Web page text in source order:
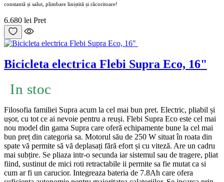
constantă și salut, plimbare liniștită și răcoritoare!
6.680 lei Pret
Bicicleta electrica Flebi Supra Eco, 16"
In stoc
Filosofia familiei Supra acum la cel mai bun pret. Electric, pliabil și
ușor, cu tot ce ai nevoie pentru a reuși. Flebi Supra Eco este cel mai
nou model din gama Supra care oferă echipamente bune la cel mai
bun preț din categoria sa. Motorul său de 250 W situat în roata din
spate vă permite să vă deplasați fără efort și cu viteză. Are un cadru
mai subțire. Se pliaza intr-o secunda iar sistemul sau de tragere, pliat
fiind, sustinut de mici roti retractabile ii permite sa fie mutat ca si
cum ar fi un carucior. Integreaza bateria de 7.8Ah care ofera